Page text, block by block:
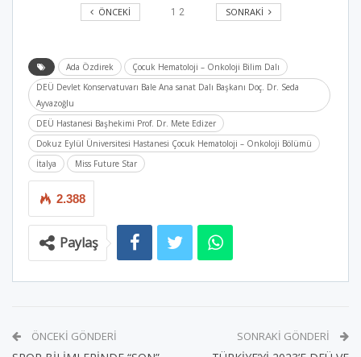
ÖNCEKI 1 2 SONRAKI
Ada Özdirek
Çocuk Hematoloji – Onkoloji Bilim Dalı
DEÜ Devlet Konservatuvarı Bale Ana sanat Dalı Başkanı Doç. Dr. Seda
Ayvazoğlu
DEÜ Hastanesi Başhekimi Prof. Dr. Mete Edizer
Dokuz Eylül Üniversitesi Hastanesi Çocuk Hematoloji – Onkoloji Bölümü
İtalya
Miss Future Star
2.388
Paylaş
ÖNCEKI GÖNDERI SONRAKI GÖNDERI